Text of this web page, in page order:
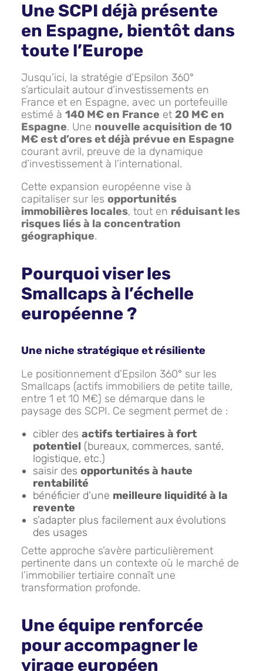
Une SCPI déjà présente
en Espagne, bientôt dans
toute l’Europe
Jusqu’ici, la stratégie d’Epsilon 360°
s’articulait autour d’investissements en
France et en Espagne, avec un portefeuille
estimé à 140 M€ en France et 20 M€ en
Espagne. Une nouvelle acquisition de 10
M€ est d’ores et déjà prévue en Espagne
courant avril, preuve de la dynamique
d’investissement à l’international.
Cette expansion européenne vise à
capitaliser sur les opportunités
immobilières locales, tout en réduisant les
risques liés à la concentration
géographique.
Pourquoi viser les
Smallcaps à l’échelle
européenne ?
Une niche stratégique et résiliente
Le positionnement d’Epsilon 360° sur les
Smallcaps (actifs immobiliers de petite taille,
entre 1 et 10 M€) se démarque dans le
paysage des SCPI. Ce segment permet de :
cibler des actifs tertiaires à fort
potentiel (bureaux, commerces, santé,
logistique, etc.)
saisir des opportunités à haute
rentabilité
bénéficier d’une meilleure liquidité à la
revente
s’adapter plus facilement aux évolutions
des usages
Cette approche s’avère particulièrement
pertinente dans un contexte où le marché de
l’immobilier tertiaire connaît une
transformation profonde.
Une équipe renforcée
pour accompagner le
virage européen